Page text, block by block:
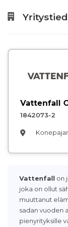
Vattenfall
1842073-2
Vattenfall on
joka on ollut
muuttanut
sadan vuoden
pienyrityksille